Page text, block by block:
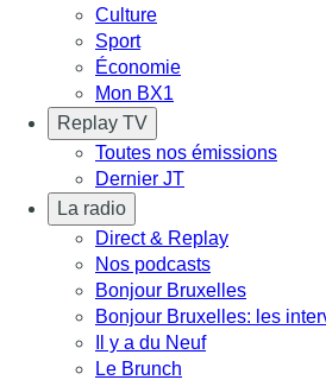
Culture
Sport
Économie
Mon BX1
Replay TV
Toutes nos émissions
Dernier JT
La radio
Direct & Replay
Nos podcasts
Bonjour Bruxelles
Bonjour Bruxelles: les
Il y a du Neuf
Le Brunch